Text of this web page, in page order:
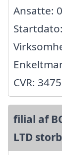
Ansatte: 0
CVR:
filial af
LTD